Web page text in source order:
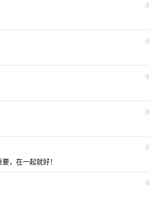
3
4
5
6
7
，在一起就好！
8